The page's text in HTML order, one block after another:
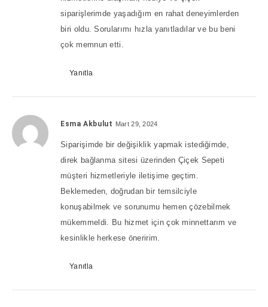
siparişlerimde yaşadığım en rahat deneyimlerden
biri oldu. Sorularımı hızla yanıtladılar ve bu beni
çok memnun etti.
Yanıtla
Esma Akbulut Mart 29, 2024
Siparişimde bir değişiklik yapmak istediğimde,
direk bağlanma sitesi üzerinden Çiçek Sepeti
müşteri hizmetleriyle iletişime geçtim.
Beklemeden, doğrudan bir temsilciyle
konuşabilmek ve sorunumu hemen çözebilmek
mükemmeldi. Bu hizmet için çok minnettarım ve
kesinlikle herkese öneririm.
Yanıtla